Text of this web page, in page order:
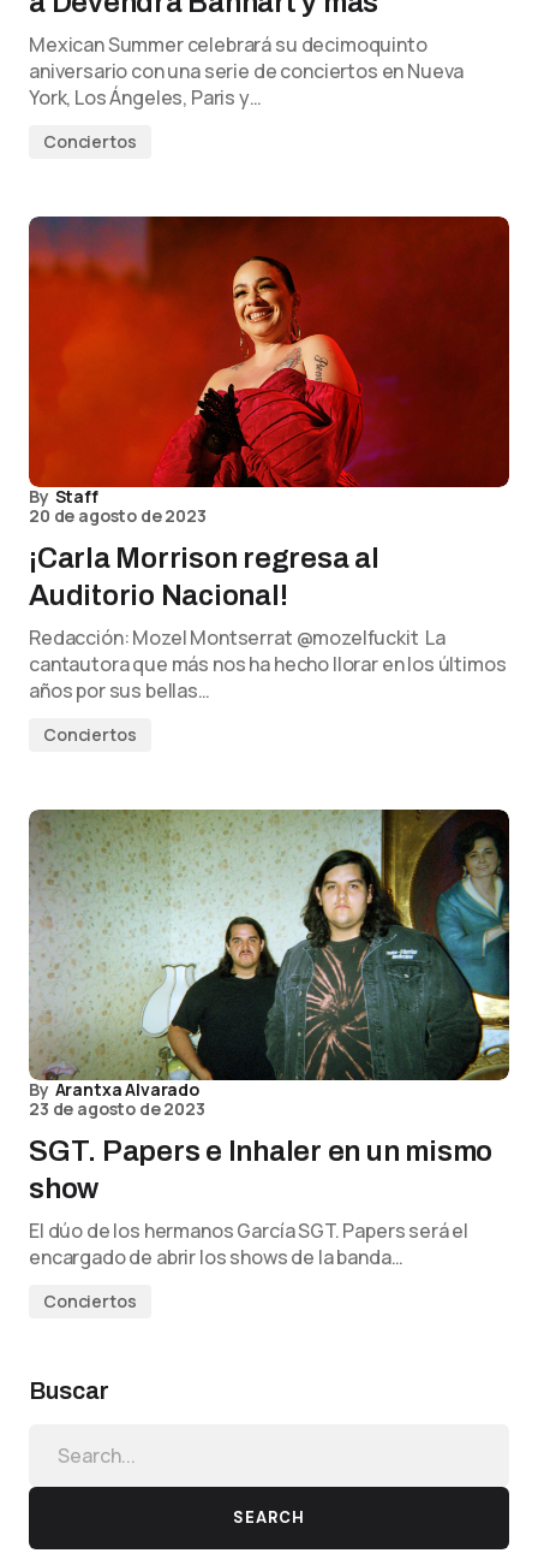
Mexican Summer celebrará su decimoquinto
aniversario con una serie de conciertos en Nueva
York, Los Ángeles, Paris y…
Conciertos
By Staff
20 de agosto de 2023
¡Carla Morrison regresa al
Auditorio Nacional!
Redacción: Mozel Montserrat @mozelfuckit La
cantautora que más nos ha hecho llorar en los últimos
años por sus bellas…
Conciertos
By Arantxa Alvarado
23 de agosto de 2023
SGT. Papers e Inhaler en un mismo
show
El dúo de los hermanos García SGT. Papers será el
encargado de abrir los shows de la banda…
Conciertos
Buscar
SEARCH